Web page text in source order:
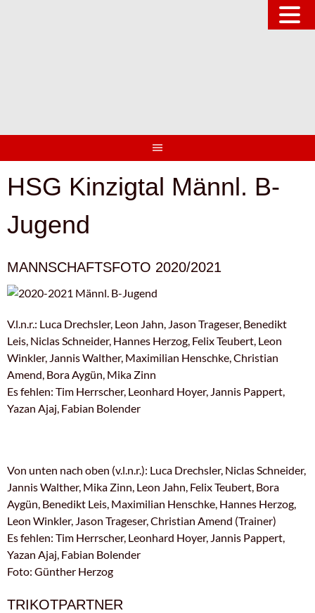
HSG Kinzigtal Männl. B-
Jugend
MANNSCHAFTSFOTO 2020/2021
V.l.n.r.: Luca Drechsler, Leon Jahn, Jason Trageser, Benedikt
Leis, Niclas Schneider, Hannes Herzog, Felix Teubert, Leon
Winkler, Jannis Walther, Maximilian Henschke, Christian
Amend, Bora Aygün, Mika Zinn
Es fehlen: Tim Herrscher, Leonhard Hoyer, Jannis Pappert,
Yazan Ajaj, Fabian Bolender
Von unten nach oben (v.l.n.r.): Luca Drechsler, Niclas Schneider,
Jannis Walther, Mika Zinn, Leon Jahn, Felix Teubert, Bora
Aygün, Benedikt Leis, Maximilian Henschke, Hannes Herzog,
Leon Winkler, Jason Trageser, Christian Amend (Trainer)
Es fehlen: Tim Herrscher, Leonhard Hoyer, Jannis Pappert,
Yazan Ajaj, Fabian Bolender
Foto: Günther Herzog
TRIKOTPARTNER